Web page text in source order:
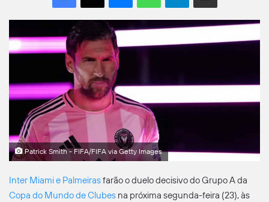
Patrick Smith - FIFA/FIFA via Getty Images
Inter Miami e Palmeirasfarão o duelo decisivo do Grupo A da
Copa do Mundo de Clubes na próxima segunda-feira (23), às